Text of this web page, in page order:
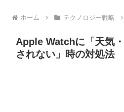
ホーム テクノロジー戦略
Apple Watchに「天気
されない」時の対処法